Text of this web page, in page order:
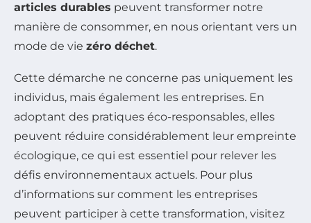
articles durables peuvent transformer notre
manière de consommer, en nous orientant vers un
mode de vie zéro déchet.
Cette démarche ne concerne pas uniquement les
individus, mais également les entreprises. En
adoptant des pratiques éco-responsables, elles
peuvent réduire considérablement leur empreinte
écologique, ce qui est essentiel pour relever les
défis environnementaux actuels. Pour plus
d’informations sur comment les entreprises
peuvent participer à cette transformation, visitez